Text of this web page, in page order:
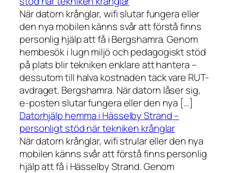
När datorn krånglar, wifi slutar fungera eller
den nya mobilen känns svår att förstå finns
personlig hjälp att få i Bergshamra. Genom
hembesök i lugn miljö och pedagogiskt stöd
på plats blir tekniken enklare att hantera –
dessutom till halva kostnaden tack vare RUT-
avdraget. Bergshamra. När datorn låser sig,
e-posten slutar fungera eller den nya […]
Datorhjälp hemma i Hässelby Strand –
personligt stöd när tekniken krånglar
När datorn krånglar, wifi strular eller den nya
mobilen känns svår att förstå finns personlig
hjälp att få i Hässelby Strand. Genom